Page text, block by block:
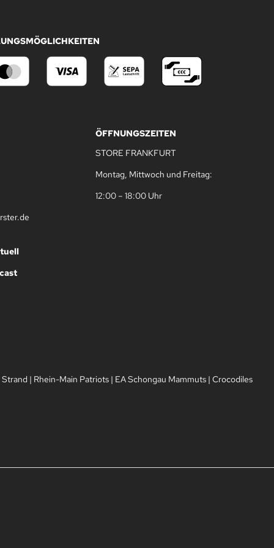
ÖFFNUNGSZEITEN
STORE FRANKFURT
Montag, Mittwoch und Freitag:
12:00 – 18:00 Uhr
| Rhein-Main Patriots | EA Schongau Mammuts | Crocodiles